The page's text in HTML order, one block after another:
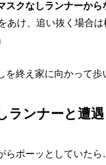
スクなしランナーか
あけ、追い抜く場合
終え家に向かって歩
ランナーと遭遇
らポーッとしていた